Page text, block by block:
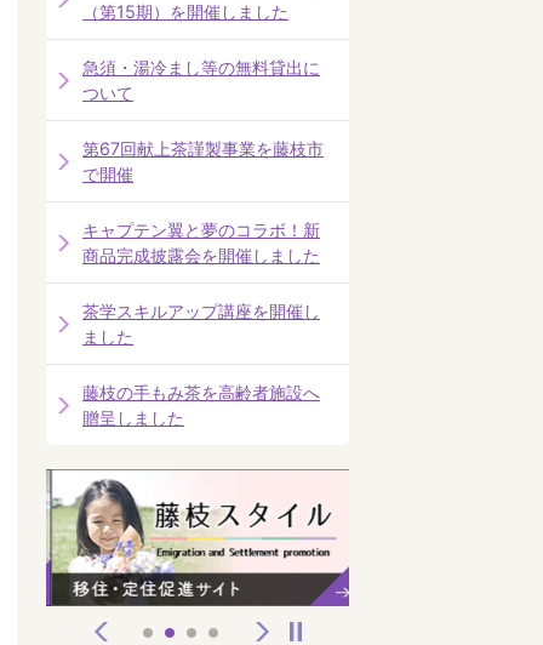
（第15期）を開催しました
急須・湯冷まし等の無料貸出に
ついて
第67回献上茶謹製事業を藤枝市
で開催
キャプテン翼と夢のコラボ！新
商品完成披露会を開催しました
茶学スキルアップ講座を開催し
ました
藤枝の手もみ茶を高齢者施設へ
贈呈しました